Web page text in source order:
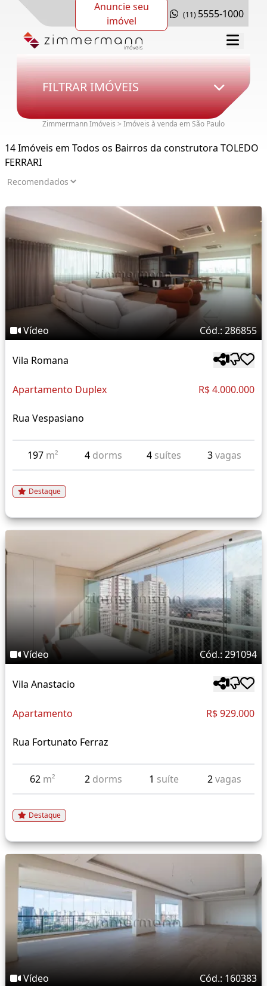
Anuncie seu
imóvel
(11) 5555-1000
FILTRAR IMÓVEIS
Zimmermann Imóveis > Imóveis à venda em São Paulo
14 Imóveis em Todos os Bairros da construtora TOLEDO
FERRARI
Vídeo Cód.: 286855
Vila Romana
Apartamento Duplex R$ 4.000.000
Rua Vespasiano
197 m² 4 dorms 4 suítes 3vagas
Destaque
Vídeo Cód.: 291094
Vila Anastacio
Apartamento R$ 929.000
Rua Fortunato Ferraz
62 m² 2 dorms 1 suíte 2vagas
Destaque
Vídeo Cód.: 160383